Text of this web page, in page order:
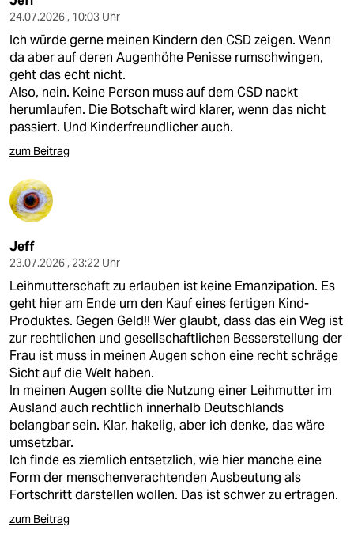
24.07.2026 , 10:03 Uhr
Ich würde gerne meinen Kindern den CSD zeigen. Wenn
da aber auf deren Augenhöhe Penisse rumschwingen,
geht das echt nicht.
Also, nein. Keine Person muss auf dem CSD nackt
herumlaufen. Die Botschaft wird klarer, wenn das nicht
passiert. Und Kinderfreundlicher auch.
zum Beitrag
Jeff
23.07.2026 , 23:22 Uhr
Leihmutterschaft zu erlauben ist keine Emanzipation. Es
geht hier am Ende um den Kauf eines fertigen Kind-
Produktes. Gegen Geld!! Wer glaubt, dass das ein Weg ist
zur rechtlichen und gesellschaftlichen Besserstellung der
Frau ist muss in meinen Augen schon eine recht schräge
Sicht auf die Welt haben.
In meinen Augen sollte die Nutzung einer Leihmutter im
Ausland auch rechtlich innerhalb Deutschlands
belangbar sein. Klar, hakelig, aber ich denke, das wäre
umsetzbar.
Ich finde es ziemlich entsetzlich, wie hier manche eine
Form der menschenverachtenden Ausbeutung als
Fortschritt darstellen wollen. Das ist schwer zu ertragen.
zum Beitrag